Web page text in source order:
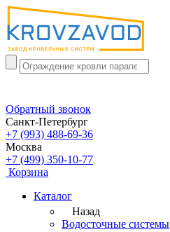
Обратный звонок
Санкт-Петербург
+7 (993) 488-69-36
Москва
+7 (499) 350-10-77
Корзина
Каталог
Назад
Водосточные системы